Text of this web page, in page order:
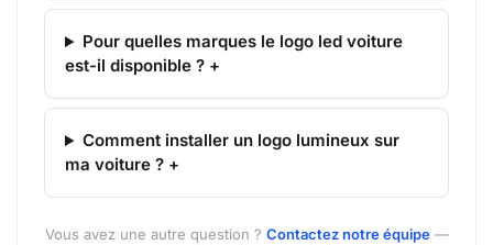
Pour quelles marques le logo led voiture
est-il disponible ? +
Comment installer un logo lumineux sur
ma voiture ? +
Vous avez une autre question ? Contactez notre équipe—